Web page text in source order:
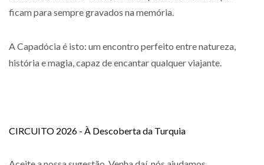
ficam para sempre gravados na memória.
A Capadócia é isto: um encontro perfeito entre natureza,
história e magia, capaz de encantar qualquer viajante.
CIRCUITO 2026 - À Descoberta da Turquia